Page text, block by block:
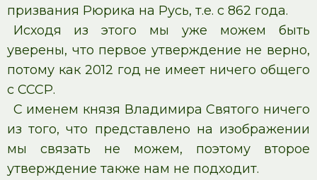
призвания Рюрика на Русь, т.е. с 862 года.
Исходя из этого мы уже можем быть
уверены, что первое утверждение не верно,
потому как 2012 год не имеет ничего общего
с СССР.
С именем князя Владимира Святого ничего
из того, что представлено на изображении
мы связать не можем, поэтому второе
утверждение также нам не подходит.